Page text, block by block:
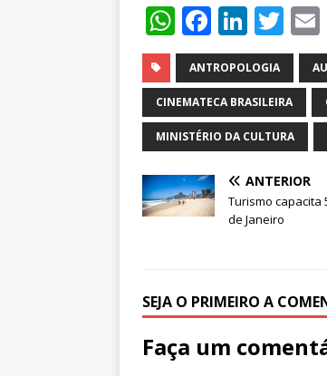
W
h
at
s
A
p
p
F
a
c
e
b
o
o
k
Li
n
k
e
dI
T
w
it
te
r
l
ANTROPOLOGIA
CINEMATECA BRASILEIRA
MINISTÉRIO DA CULTURA
ANTERIOR
Turismo capacita
de Janeiro
SEJA O PRIMEIRO A
Faça um